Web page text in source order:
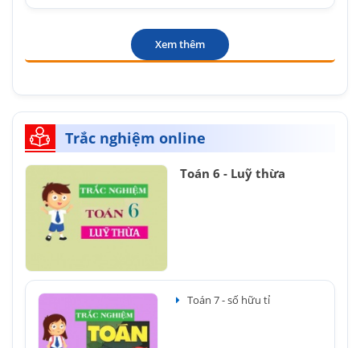
Xem thêm
Trắc nghiệm online
Toán 6 - Luỹ thừa
Toán 7 - số hữu tỉ